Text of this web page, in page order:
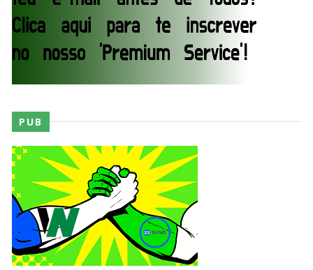
AEW Redemption 2026
Unknown-Jul 27 2026
WWE: Unreal Season 3
Dark Side of the Ring Season 7 Episode 4 “Necro
Butcher vs. Samoa Joe”
Unknown - Jul 26 2026
PUB